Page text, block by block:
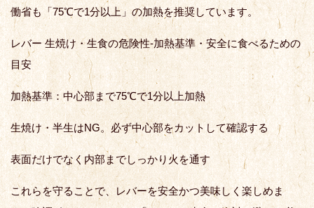
働省も「75℃で1分以上」の加熱を推奨しています。
レバー 生焼け・生食の危険性-加熱基準・安全に食べるための
目安
加熱基準：中心部まで75℃で1分以上加熱
生焼け・半生はNG。必ず中心部をカットして確認する
表面だけでなく内部までしっかり火を通す
これらを守ることで、レバーを安全かつ美味しく楽しめま